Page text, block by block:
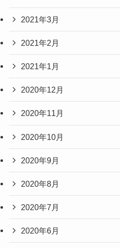
2021年3月
2021年2月
2021年1月
2020年12月
2020年11月
2020年10月
2020年9月
2020年8月
2020年7月
2020年6月